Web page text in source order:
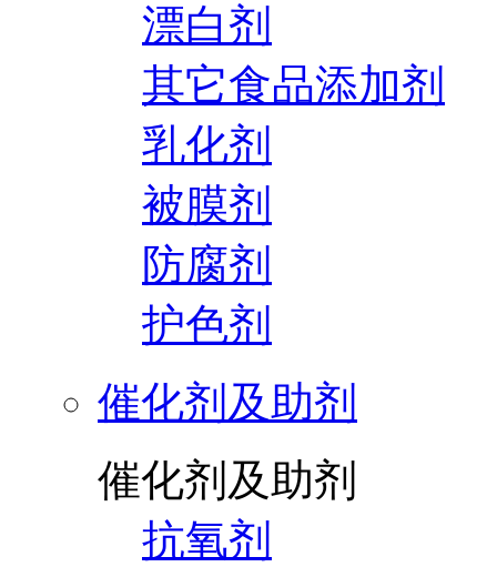
漂白剂
其它食品添加剂
乳化剂
被膜剂
防腐剂
护色剂
催化剂及助剂
催化剂及助剂
抗氧剂